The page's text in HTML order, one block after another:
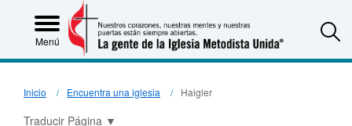
Menú
Inicio Encuentra una iglesia Haigler
Traducir Página ▼